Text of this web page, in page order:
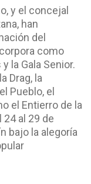
y el concejal
han
del
como
la Gala Senior.
Drag, la
Pueblo, el
el Entierro de la
24 al 29 de
bajo la alegoría